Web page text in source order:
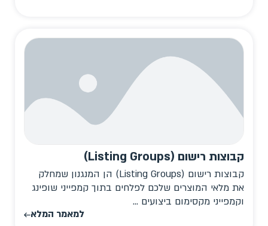
קבוצות רישום (Listing Groups)
קבוצות רישום (Listing Groups) הן המנגנון שמחלק
את מלאי המוצרים שלכם לפלחים בתוך קמפייני שופינג
וקמפייני מקסימום ביצועים ...
למאמר המלא